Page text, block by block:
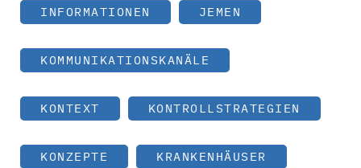
INFORMATIONEN JEMEN
KOMMUNIKATIONSKANÄLE
KONTEXT KONTROLLSTRATEGIEN
KONZEPTE KRANKENHÄUSER